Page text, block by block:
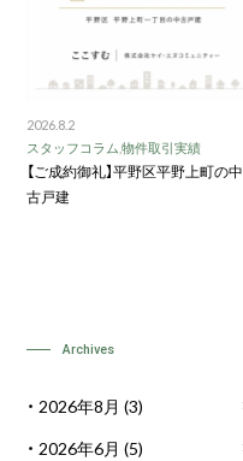
2026.8.2
スタッフコラム,物件取引実績
【ご成約御礼】平野区平野上町の中
古戸建
Archives
2026年8月 (3)
2026年6月 (5)